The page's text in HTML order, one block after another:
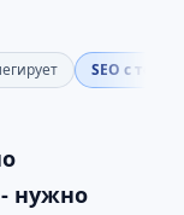
SEO с
- нужно